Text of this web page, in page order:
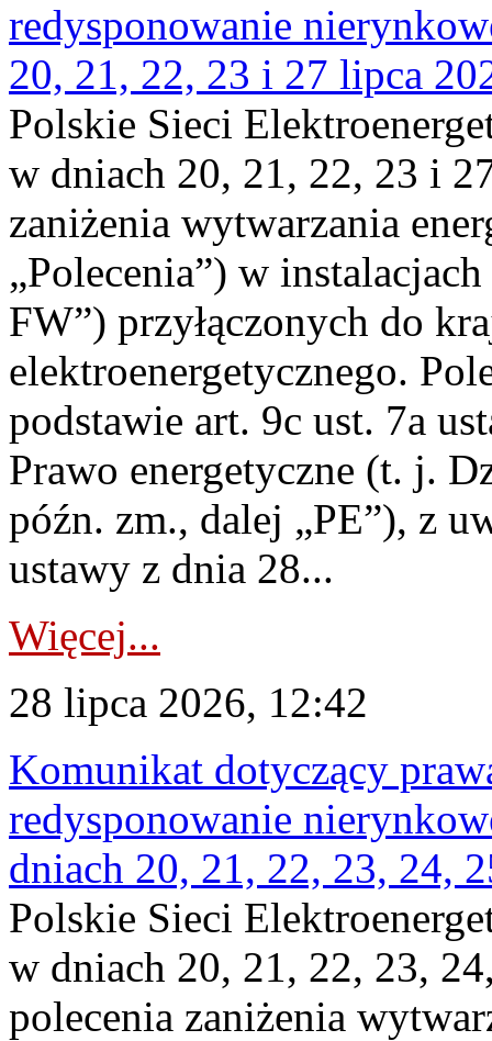
redysponowanie
20, 21, 22, 23 i 27 lipca
Polskie Sieci
w dniach 20, 21, 22, 23 i
zaniżenia wytwarzania
„Polecenia”) w
FW”) przyłączonych do
elektroenergetycznego.
podstawie art. 9c ust. 7a
Prawo energetyczne (t. j.
późn. zm., dalej „PE”), z
ustawy z dnia 28...
Więcej...
28 lipca 2026, 12:42
Komunikat dotyczący
redysponowanie
dniach 20, 21, 22, 23, 24,
Polskie Sieci
w dniach 20, 21, 22, 23,
polecenia zaniżenia